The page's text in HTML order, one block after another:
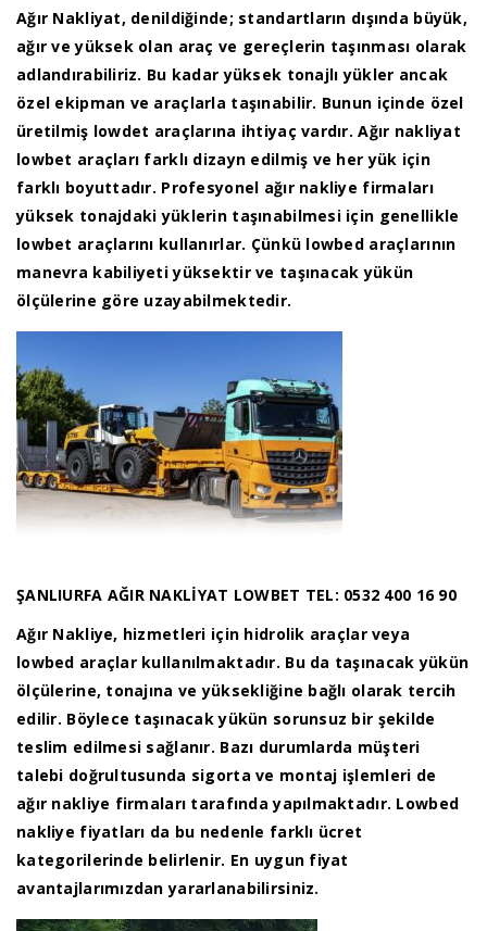
Ağır Nakliyat, denildiğinde; standartların dışında büyük,
ağır ve yüksek olan araç ve gereçlerin taşınması olarak
adlandırabiliriz. Bu kadar yüksek tonajlı yükler ancak
özel ekipman ve araçlarla taşınabilir. Bunun içinde özel
üretilmiş lowdet araçlarına ihtiyaç vardır. Ağır nakliyat
lowbet araçları farklı dizayn edilmiş ve her yük için
farklı boyuttadır. Profesyonel ağır nakliye firmaları
yüksek tonajdaki yüklerin taşınabilmesi için genellikle
lowbet araçlarını kullanırlar. Çünkü lowbed araçlarının
manevra kabiliyeti yüksektir ve taşınacak yükün
ölçülerine göre uzayabilmektedir.
ŞANLIURFA AĞIR NAKLİYAT LOWBET TEL: 0532 400 16 90
Ağır Nakliye, hizmetleri için hidrolik araçlar veya
lowbed araçlar kullanılmaktadır. Bu da taşınacak yükün
ölçülerine, tonajına ve yüksekliğine bağlı olarak tercih
edilir. Böylece taşınacak yükün sorunsuz bir şekilde
teslim edilmesi sağlanır. Bazı durumlarda müşteri
talebi doğrultusunda sigorta ve montaj işlemleri de
ağır nakliye firmaları tarafında yapılmaktadır. Lowbed
nakliye fiyatları da bu nedenle farklı ücret
kategorilerinde belirlenir. En uygun fiyat
avantajlarımızdan yararlanabilirsiniz.